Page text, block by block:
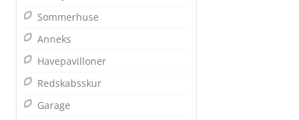
Sommerhuse
Anneks
Havepavilloner
Redskabsskur
Garage